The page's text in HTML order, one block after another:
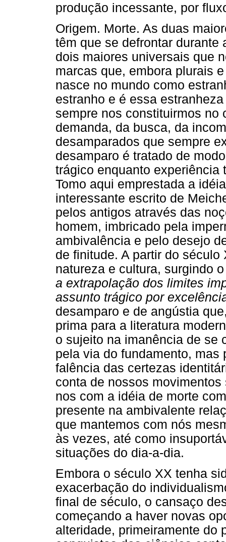
produção incessante, por
Origem. Morte. As duas
têm que se defrontar
dois maiores universais que
marcas que, embora plurais
nasce no mundo como
estranho e é essa
sempre nos constituirmos no
demanda, da busca, da
desamparados que sempre
desamparo é tratado de
trágico enquanto experiência
Tomo aqui emprestada a
interessante escrito de
pelos antigos através das
homem, imbricado pela
ambivalência e pelo desejo
de finitude. A partir do
natureza e cultura, surgindo
a extrapolação dos limites
assunto trágico por
desamparo e de angústia
prima para a literatura
o sujeito na imanência de se
pela via do fundamento, mas
falência das certezas
conta de nossos
nos com a idéia de morte
presente na ambivalente
que mantemos com nós
às vezes, até como
situações do dia-a-dia.
Embora o século XX tenha
exacerbação do
final de século, o cansaço
começando a haver novas
alteridade, primeiramente do